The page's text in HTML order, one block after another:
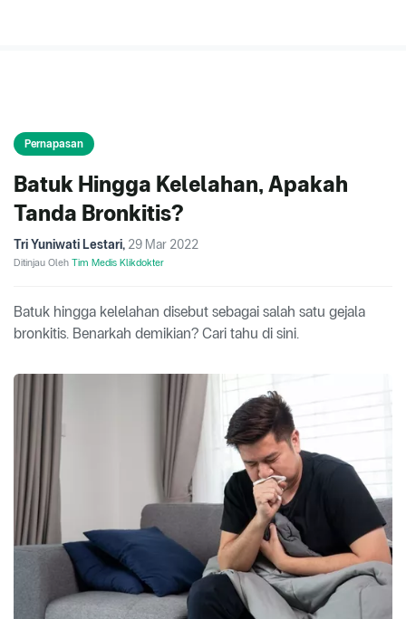
Pernapasan
Batuk Hingga Kelelahan, Apakah
Tanda Bronkitis?
Tri Yuniwati Lestari, 29 Mar 2022
Ditinjau Oleh Tim Medis Klikdokter
Batuk hingga kelelahan disebut sebagai salah satu gejala
bronkitis. Benarkah demikian? Cari tahu di sini.